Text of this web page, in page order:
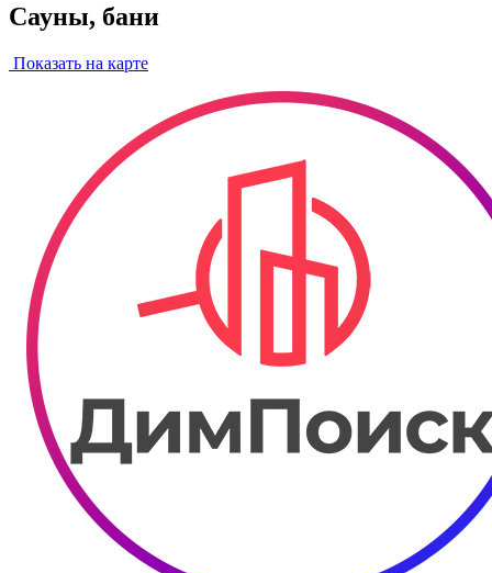
Сауны, бани
Показать на карте